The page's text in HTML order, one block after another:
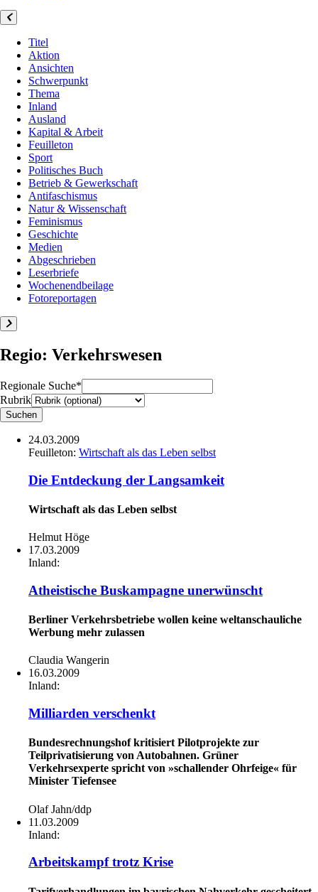
Titel
Aktion
Ansichten
Schwerpunkt
Thema
Inland
Ausland
Kapital & Arbeit
Feuilleton
Sport
Politisches Buch
Betrieb & Gewerkschaft
Antifaschismus
Natur & Wissenschaft
Feminismus
Geschichte
Medien
Abgeschrieben
Leserbriefe
Wochenendbeilage
Fotoreportagen
Regio: Verkehrswesen
Regionale Suche*
Rubrik
24.03.2009
Feuilleton: Wirtschaft als das Leben selbst
Die Entdeckung der Langsamkeit
Wirtschaft als das Leben selbst
Helmut Höge
17.03.2009
Inland:
Atheistische Buskampagne unerwünscht
Berliner Verkehrsbetriebe wollen keine weltanschauliche
Werbung mehr zulassen
Claudia Wangerin
16.03.2009
Inland:
Milliarden verschenkt
Bundesrechnungshof kritisiert Pilotprojekte zur
Teilprivatisierung von Autobahnen. Grüner
Verkehrsexperte spricht von »schallender Ohrfeige« für
Minister Tiefensee
Olaf Jahn/ddp
11.03.2009
Inland:
Arbeitskampf trotz Krise